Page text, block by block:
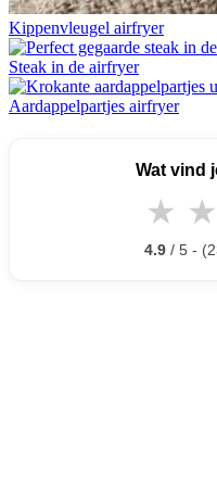
Kippenvleugel airfryer
Steak in de airfryer
Aardappelpartjes airfryer
Wat vind
★ ★
4.9 / 5 -